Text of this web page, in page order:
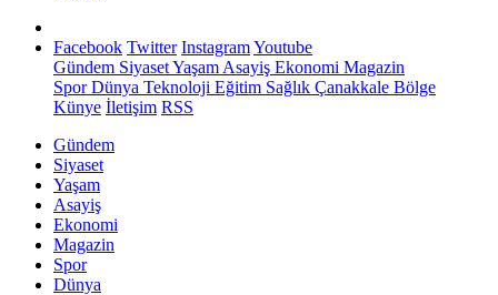
Facebook Twitter InstagramYoutube
Gündem SiyasetYaşam Asayiş Ekonomi Magazin
SporDünya Teknoloji Eğitim Sağlık Çanakkale Bölge
Künye İletişim RSS
Gündem
Siyaset
Yaşam
Asayiş
Ekonomi
Magazin
Spor
Dünya